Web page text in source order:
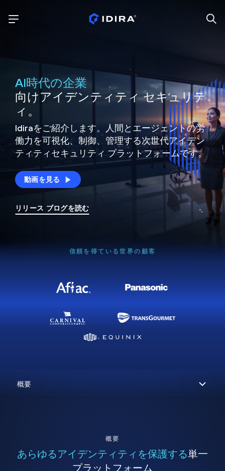
AI時代の企業
向けアイデンティティ セキュリテ
ィ。
Idiraをご紹介します。人間とエージェントの労
働力を可視化、制御、 管理する次世代アイデン
ティティセキュリティ プラットフォームです。
動画を見る
リリース ブログを読む
信頼を得ている世界の顧客
概要
あらゆるアイデンティティを保護する単一
プラットフォーム